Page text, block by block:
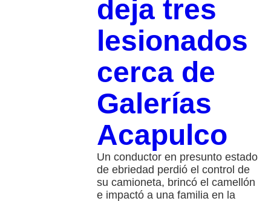
deja tres
lesionados
cerca de
Galerías
Acapulco
Un conductor en presunto estado
de ebriedad perdió el control de
su camioneta, brincó el camellón
e impactó a una familia en la